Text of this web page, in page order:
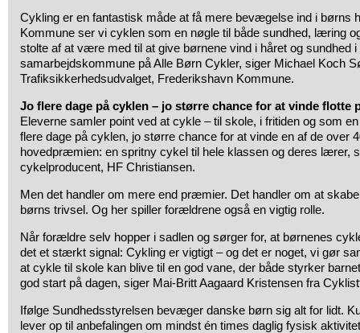
Cykling er en fantastisk måde at få mere bevægelse ind i børns
Kommune ser vi cyklen som en nøgle til både sundhed, læring
stolte af at være med til at give børnene vind i håret og sundhed
samarbejdskommune på Alle Børn Cykler, siger Michael Koch
Trafiksikkerhedsudvalget, Frederikshavn Kommune.
Jo flere dage på cyklen – jo større chance for at vinde flotte
Eleverne samler point ved at cykle – til skole, i fritiden og som
flere dage på cyklen, jo større chance for at vinde en af de over
hovedpræmien: en spritny cykel til hele klassen og deres lærer,
cykelproducent, HF Christiansen.
Men det handler om mere end præmier. Det handler om at
børns trivsel. Og her spiller forældrene også en vigtig rolle.
Når forældre selv hopper i sadlen og sørger for, at børnenes
det et stærkt signal: Cykling er vigtigt – og det er noget, vi gør
at cykle til skole kan blive til en god vane, der både styrker
god start på dagen, siger Mai-Britt Aagaard Kristensen fra
Ifølge Sundhedsstyrelsen bevæger danske børn sig alt for lidt.
lever op til anbefalingen om mindst én times daglig fysisk